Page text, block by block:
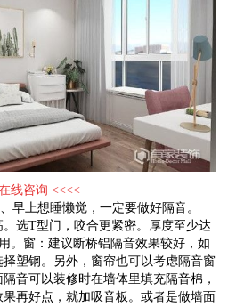
线咨询 <<<<
上想睡懒觉，一定要做好隔音。
选T型门，咬合更紧密。厚度至少达
。窗：建议断桥铝隔音效果较好，如
塑钢。另外，窗帘也可以考虑隔音窗
音可以装修时在墙体里填充隔音棉，
再好点，就加吸音板。或者是做墙面